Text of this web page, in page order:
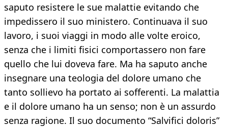
saputo resistere le sue malattie evitando che
impedissero il suo ministero. Continuava il suo
lavoro, i suoi viaggi in modo alle volte eroico,
senza che i limiti fisici comportassero non fare
quello che lui doveva fare. Ma ha saputo anche
insegnare una teologia del dolore umano che
tanto sollievo ha portato ai sofferenti. La malattia
e il dolore umano ha un senso; non è un assurdo
senza ragione. Il suo documento “Salvifici doloris”